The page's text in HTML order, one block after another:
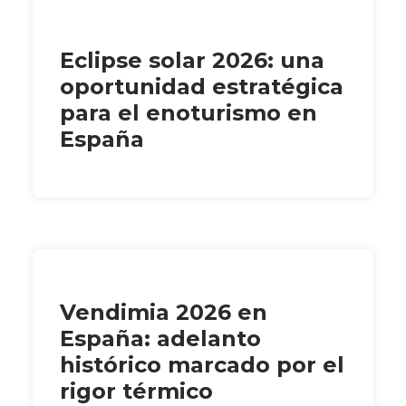
Eclipse solar 2026: una
oportunidad estratégica
para el enoturismo en
España
Vendimia 2026 en
España: adelanto
histórico marcado por el
rigor térmico